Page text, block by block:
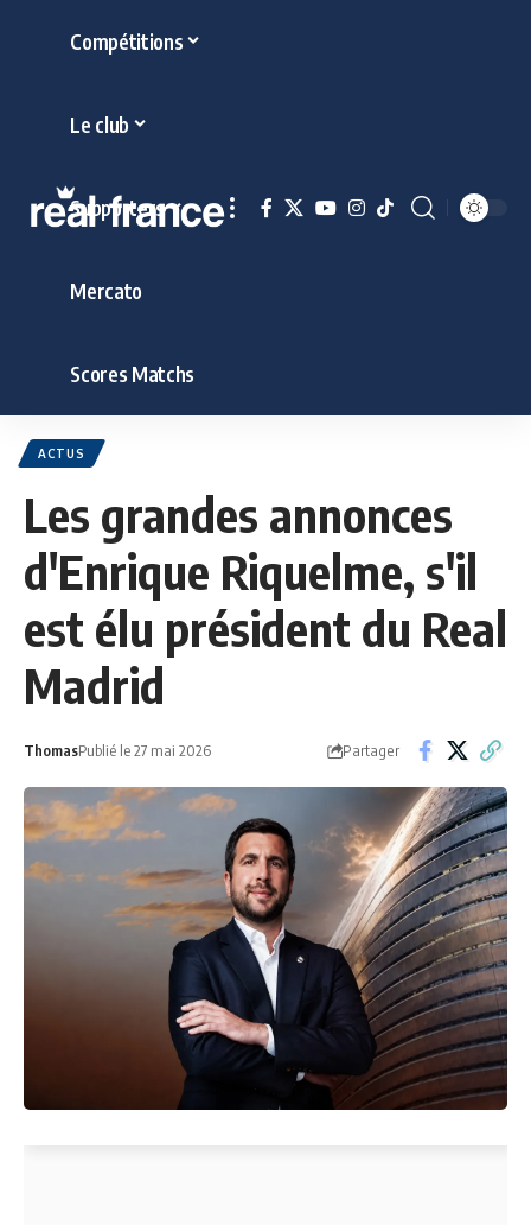
Compétitions
Le club
Supporters
Mercato
Scores Matchs
ACTUS
Les grandes annonces
d'Enrique Riquelme, s'il
est élu président du Real
Madrid
ThomasPublié le 27 mai 2026 Partager